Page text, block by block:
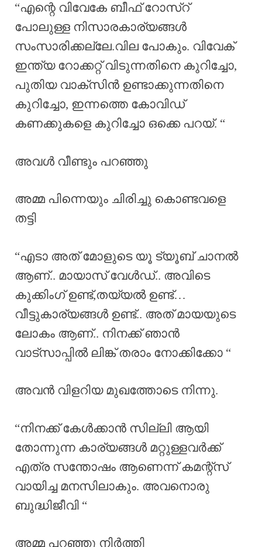
“എന്റെ വിവേകേ ബീഫ് റോസ്‌റ്
പോലുള്ള നിസാരകാര്യങ്ങൾ
സംസാരിക്കല്ലേ.വില പോകും. വിവേക്
ഇന്ത്യ റോക്കറ്റ് വിടുന്നതിനെ കുറിച്ചോ,
പുതിയ വാക്സിൻ ഉണ്ടാക്കുന്നതിനെ
കുറിച്ചോ, ഇന്നത്തെ കോവിഡ്
കണക്കുകളെ കുറിച്ചോ ഒക്കെ പറയ്. “
അവൾ വീണ്ടും പറഞ്ഞു
അമ്മ പിന്നെയും ചിരിച്ചു കൊണ്ടവളെ
തട്ടി
“എടാ അത് മോളുടെ യൂ ട്യൂബ് ചാനൽ
ആണ്.. മായാസ് വേൾഡ്.. അവിടെ
കുക്കിംഗ്‌ ഉണ്ട്,തയ്യൽ ഉണ്ട്…
വീട്ടുകാര്യങ്ങൾ ഉണ്ട്.. അത് മായയുടെ
ലോകം ആണ്.. നിനക്ക് ഞാൻ
വാട്സാപ്പിൽ ലിങ്ക് തരാം നോക്കിക്കോ “
അവൻ വിളറിയ മുഖത്തോടെ നിന്നു.
“നിനക്ക് കേൾക്കാൻ സില്ലി ആയി
തോന്നുന്ന കാര്യങ്ങൾ മറ്റുള്ളവർക്ക്
എത്ര സന്തോഷം ആണെന്ന് കമന്റ്സ്
വായിച്ച മനസിലാകും. അവനൊരു
ബുദ്ധിജീവി “
അമ്മ പറഞ്ഞു നിർത്തി